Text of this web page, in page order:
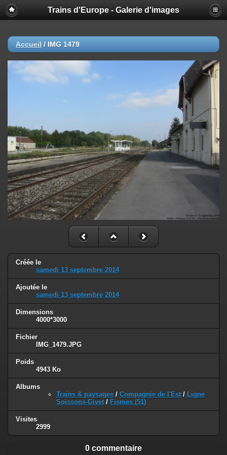
Trains d'Europe - Galerie d'images
Accueil / IMG 1479
Créée le
samedi 13 septembre 2014
Ajoutée le
samedi 13 septembre 2014
Dimensions
4000*3000
Fichier
IMG_1479.JPG
Poids
4943 Ko
Albums
Trains & paysages / Compagnie de l'Est / Ligne
Soissons-Givet / Fismes (51)
Visites
2999
0 commentaire